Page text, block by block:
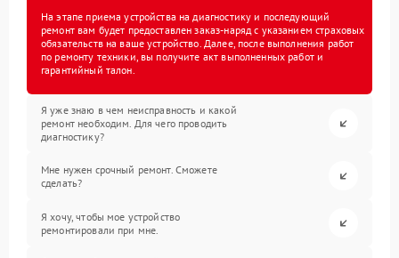
На этапе приема устройства на диагностику и последующий
ремонт вам будет предоставлен заказ-наряд с указанием страховых
обязательств на ваше устройство. Далее, после выполнения работ
по ремонту техники, вы получите акт выполненных работ и
гарантийный талон.
Я уже знаю в чем неисправность и какой
ремонт необходим. Для чего проводить
диагностику?
Мне нужен срочный ремонт. Сможете
сделать?
Я хочу, чтобы мое устройство
ремонтировали при мне.